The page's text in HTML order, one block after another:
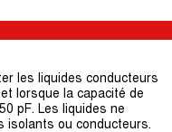
les liquides conducteurs
lorsque la capacité de
pF. Les liquides ne
isolants ou conducteurs.